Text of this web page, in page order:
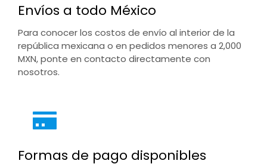
Envíos a todo México
Para conocer los costos de envío al interior de la
república mexicana o en pedidos menores a 2,000
MXN, ponte en contacto directamente con
nosotros.
Formas de pago disponibles